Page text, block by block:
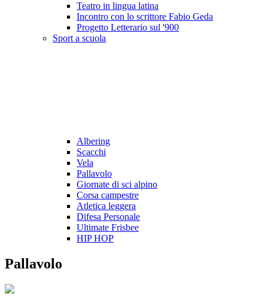
Teatro in lingua latina
Incontro con lo scrittore Fabio Geda
Progetto Letterario sul '900
Sport a scuola
Albering
Scacchi
Vela
Pallavolo
Giornate di sci alpino
Corsa campestre
Atletica leggera
Difesa Personale
Ultimate Frisbee
HIP HOP
Pallavolo